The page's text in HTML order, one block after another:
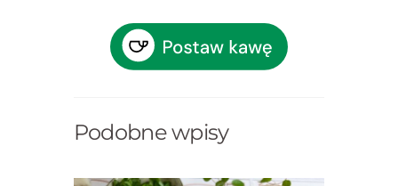
Podobne wpisy